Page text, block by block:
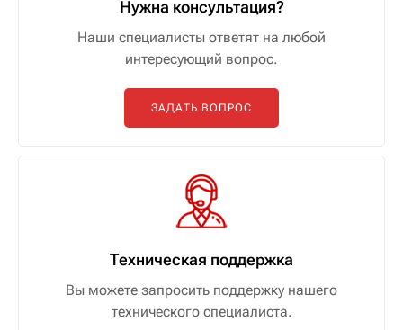
Нужна консультация?
Наши специалисты ответят на любой
интересующий вопрос.
ЗАДАТЬ ВОПРОС
Техническая поддержка
Вы можете запросить поддержку нашего
технического специалиста.